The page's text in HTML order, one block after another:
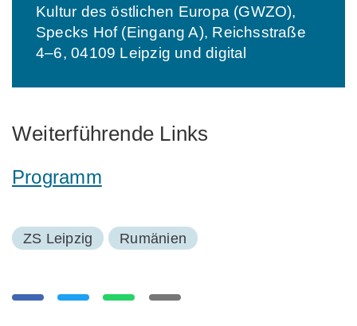
Kultur des östlichen Europa (GWZO),
Specks Hof (Eingang A), Reichsstraße
4–6, 04109 Leipzig und digital
Weiterführende Links
Programm
ZS Leipzig Rumänien